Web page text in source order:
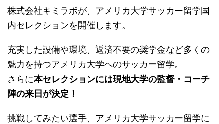
株式会社キミラボが、アメリカ大学サッカー留学国
内セレクションを開催します。
充実した設備や環境、返済不要の奨学金など多くの
魅力を持つアメリカ大学へのサッカー留学。
さらに本セレクションには現地大学の監督・コーチ
陣の来日が決定！
挑戦してみたい選手、アメリカ大学サッカー留学に